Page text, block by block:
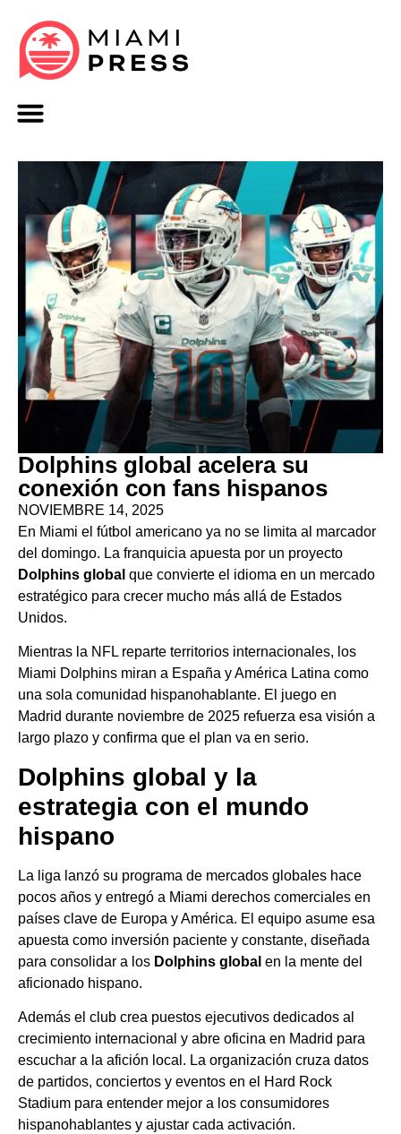
Dolphins global acelera su
conexión con fans hispanos
NOVIEMBRE 14, 2025
En Miami el fútbol americano ya no se limita al marcador
del domingo. La franquicia apuesta por un proyecto
Dolphins global que convierte el idioma en un mercado
estratégico para crecer mucho más allá de Estados
Unidos.
Mientras la NFL reparte territorios internacionales, los
Miami Dolphins miran a España y América Latina como
una sola comunidad hispanohablante. El juego en
Madrid durante noviembre de 2025 refuerza esa visión a
largo plazo y confirma que el plan va en serio.
Dolphins global y la
estrategia con el mundo
hispano
La liga lanzó su programa de mercados globales hace
pocos años y entregó a Miami derechos comerciales en
países clave de Europa y América. El equipo asume esa
apuesta como inversión paciente y constante, diseñada
para consolidar a los Dolphins global en la mente del
aficionado hispano.
Además el club crea puestos ejecutivos dedicados al
crecimiento internacional y abre oficina en Madrid para
escuchar a la afición local. La organización cruza datos
de partidos, conciertos y eventos en el Hard Rock
Stadium para entender mejor a los consumidores
hispanohablantes y ajustar cada activación.